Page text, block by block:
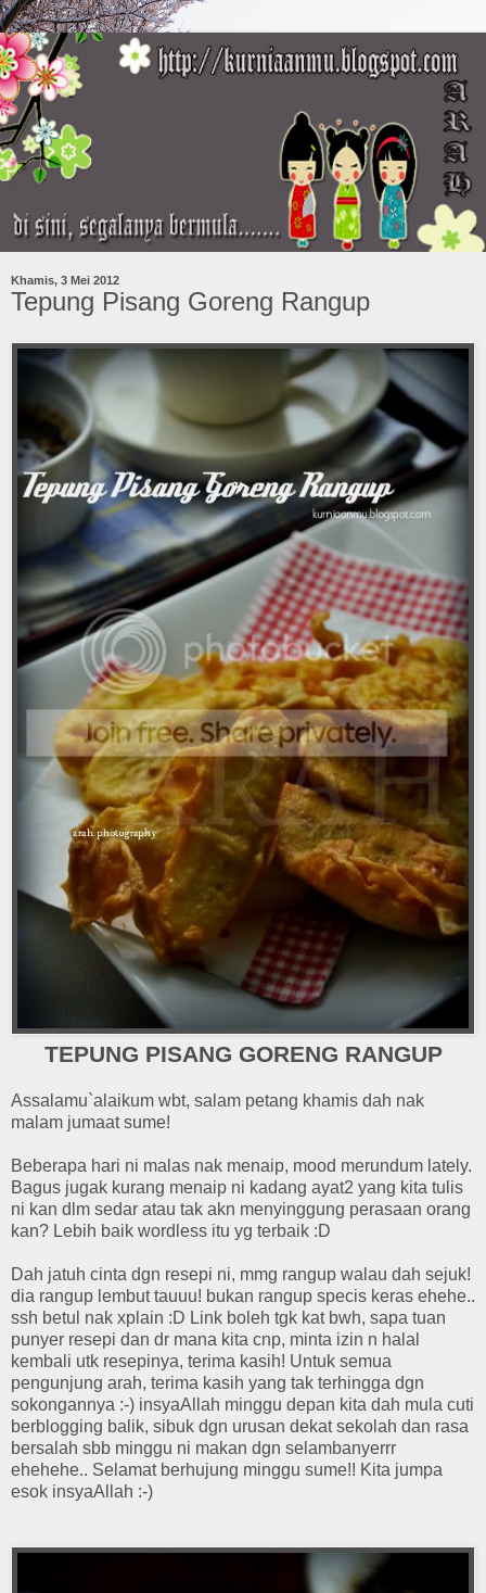
Khamis, 3 Mei 2012
Tepung Pisang Goreng Rangup
TEPUNG PISANG GORENG RANGUP
Assalamu`alaikum wbt, salam petang khamis dah nak
malam jumaat sume!
Beberapa hari ni malas nak menaip, mood merundum lately.
Bagus jugak kurang menaip ni kadang ayat2 yang kita tulis
ni kan dlm sedar atau tak akn menyinggung perasaan orang
kan? Lebih baik wordless itu yg terbaik :D
Dah jatuh cinta dgn resepi ni, mmg rangup walau dah sejuk!
dia rangup lembut tauuu! bukan rangup specis keras ehehe..
ssh betul nak xplain :D Link boleh tgk kat bwh, sapa tuan
punyer resepi dan dr mana kita cnp, minta izin n halal
kembali utk resepinya, terima kasih! Untuk semua
pengunjung arah, terima kasih yang tak terhingga dgn
sokongannya :-) insyaAllah minggu depan kita dah mula cuti
berblogging balik, sibuk dgn urusan dekat sekolah dan rasa
bersalah sbb minggu ni makan dgn selambanyerrr
ehehehe.. Selamat berhujung minggu sume!! Kita jumpa
esok insyaAllah :-)